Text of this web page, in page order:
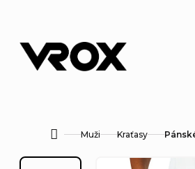
obsah
DomůMuži Kraťasy